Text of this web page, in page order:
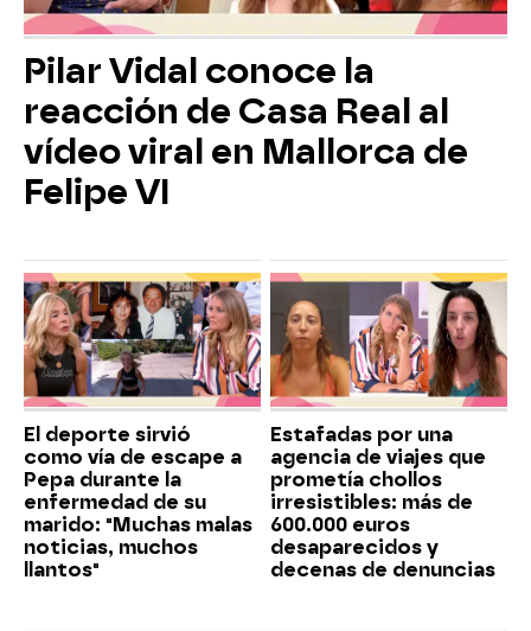
Pilar Vidal conoce la
reacción de Casa Real al
vídeo viral en Mallorca de
Felipe VI
El deporte sirvió
como vía de escape a
Pepa durante la
enfermedad de su
marido: "Muchas malas
noticias, muchos
llantos"
Estafadas por una
agencia de viajes que
prometía chollos
irresistibles: más de
600.000 euros
desaparecidos y
decenas de denuncias